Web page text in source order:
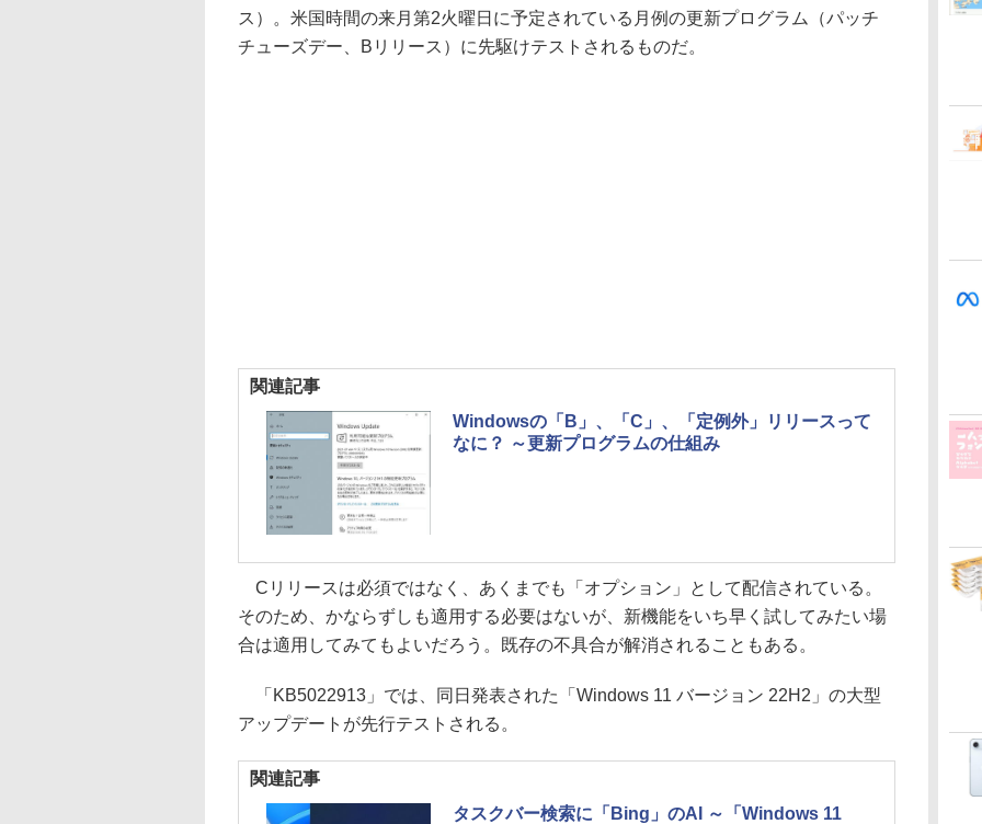
ス）。米国時間の来月第2火曜日に予定されている月例の更新プログラム（パッチ
チューズデー、Bリリース）に先駆けテストされるものだ。
関連記事
Windowsの「B」、「C」、「定例外」リリースって
なに？ ～更新プログラムの仕組み
Cリリースは必須ではなく、あくまでも「オプション」として配信されている。
そのため、かならずしも適用する必要はないが、新機能をいち早く試してみたい場
合は適用してみてもよいだろう。既存の不具合が解消されることもある。
「KB5022913」では、同日発表された「Windows 11 バージョン 22H2」の大型
アップデートが先行テストされる。
関連記事
タスクバー検索に「Bing」のAI ～「Windows 11